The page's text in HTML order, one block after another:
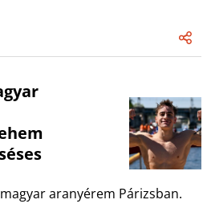
aranyérem Párizsban.